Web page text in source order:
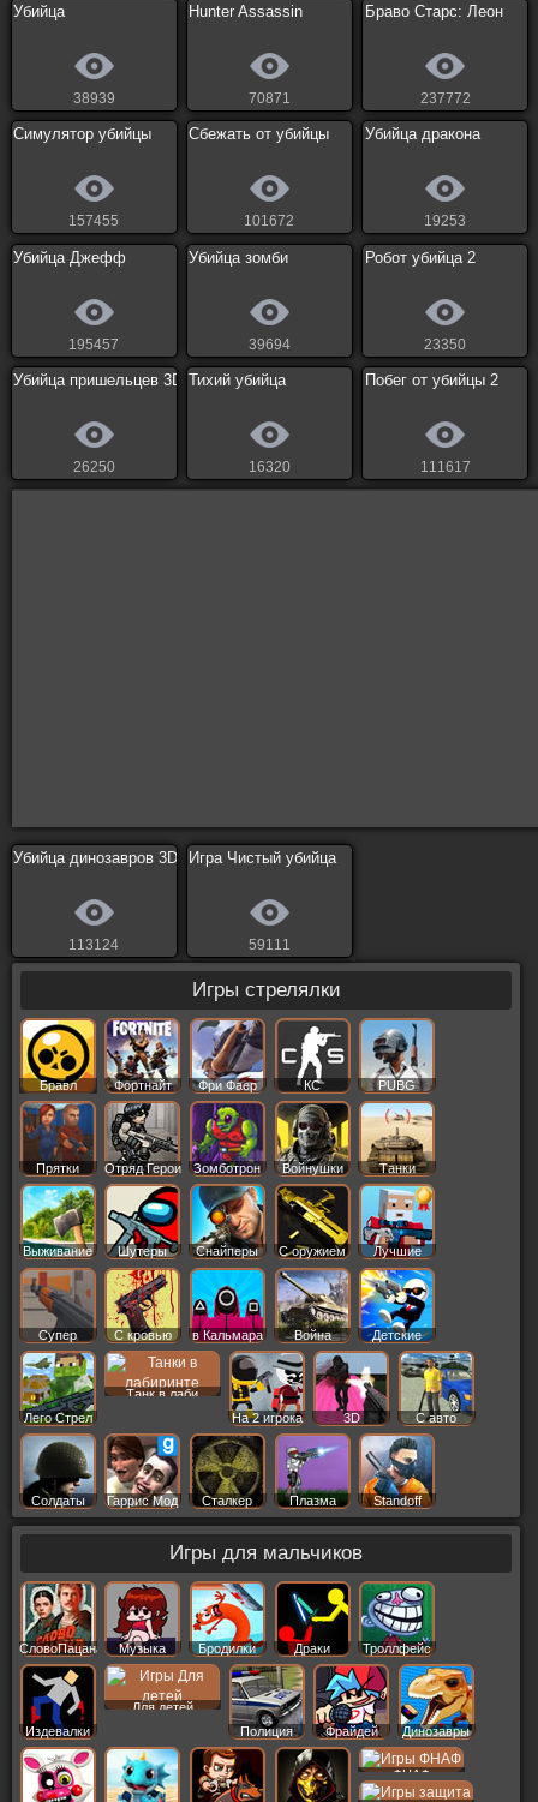
Убийца
38939
Hunter Assassin
70871
Браво Старс: Леон
237772
Симулятор убийцы
157455
Сбежать от убийцы
101672
Убийца дракона
19253
Убийца Джефф
195457
Убийца зомби
39694
Робот убийца 2
23350
Убийца пришельцев 3D
26250
Тихий убийца
16320
Побег от убийцы 2
111617
Убийца динозавров 3D
113124
Игра Чистый убийца
59111
Игры стрелялки
Бравл
Старс
Фортнайт Фри Фаер КС PUBG
Прятки Отряд Герои Зомботрон Войнушки Танки
Выживание Шутеры Снайперы С оружием Лучшие
Супер С кровью в Кальмара Война Детские
Лего Стрел
Танк в лаби
На 2 игрока
3D С авто
Солдаты Гаррис Мод Сталкер Плазма Standoff
Игры для мальчиков
СловоПацана Музыка Бродилки Драки Троллфейс
Издевалки
Для детей
Полиция
Фрайдей Динозавры
ФНАФ